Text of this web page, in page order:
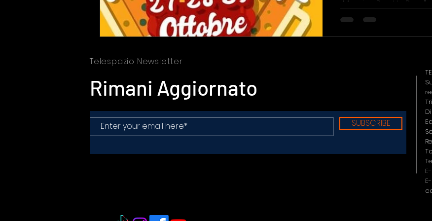
LAVORO Eolie NEBRODI CALCIO
"Messina Pop Up Beer" e
Telespazio Newsletter
Rimani Aggiornato
SUBSCRIBE